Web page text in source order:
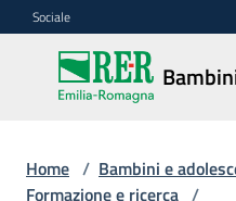
Vai al contenuto
Vai alla navigazione
Vai al footer
Sociale
Bambini e
adolescenti
Accoglienza,
Home / Bambini e
Formazione e ricerca /